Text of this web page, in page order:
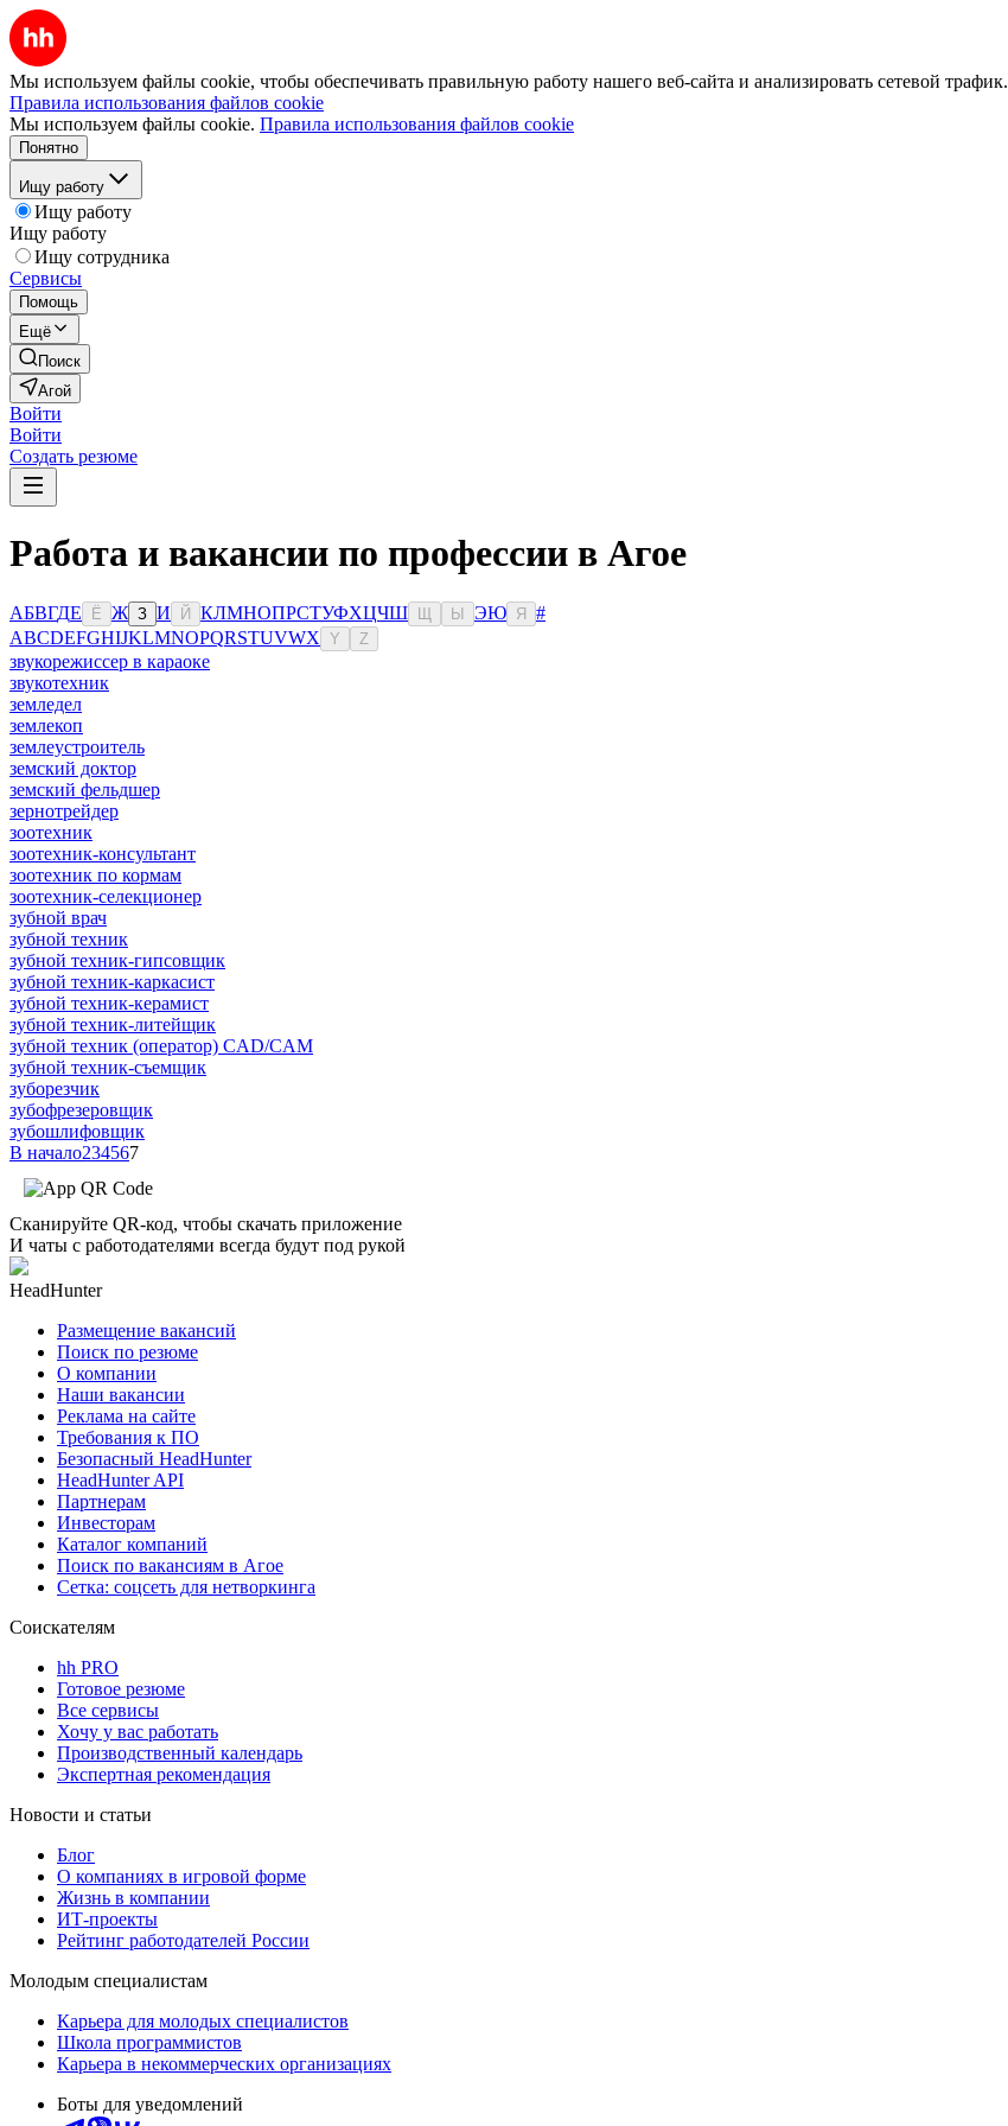
Мы используем файлы cookie, чтобы обеспечивать правильную работу нашего веб-сайта и анализировать сетевой трафик.
Правила использования файлов cookie
Мы используем файлы cookie. Правила использования файлов cookie
Понятно
Ищу работу
Ищу работу
Ищу работу
Ищу сотрудника
Сервисы
Помощь
Ещё
Поиск
Агой
Войти
Войти
Создать резюме
Работа и вакансии по профессии в Агое
АБВГДЕ Ё Ж З И Й КЛМНОПРСТУФХЦЧШ Ы ЭЮ Я
#
ABCDEFGHIJKLMNOPQRSTUVWX Y Z
звукорежиссер в караоке
звукотехник
земледел
землекоп
землеустроитель
земский доктор
земский фельдшер
зернотрейдер
зоотехник
зоотехник-консультант
зоотехник по кормам
зоотехник-селекционер
зубной врач
зубной техник
зубной техник-гипсовщик
зубной техник-каркасист
зубной техник-керамист
зубной техник-литейщик
зубной техник (оператор) CAD/CAM
зубной техник-съемщик
зуборезчик
зубофрезеровщик
зубошлифовщик
В начало234567
Сканируйте QR-код, чтобы скачать приложение
И чаты с работодателями всегда будут под рукой
HeadHunter
Размещение вакансий
Поиск по резюме
О компании
Наши вакансии
Реклама на сайте
Требования к ПО
Безопасный HeadHunter
HeadHunter API
Партнерам
Инвесторам
Каталог компаний
Поиск по вакансиям в Агое
Сетка: соцсеть для нетворкинга
Соискателям
hh PRO
Готовое резюме
Все сервисы
Хочу у вас работать
Производственный календарь
Экспертная рекомендация
Новости и статьи
Блог
О компаниях в игровой форме
Жизнь в компании
ИТ-проекты
Рейтинг работодателей России
Молодым специалистам
Карьера для молодых специалистов
Школа программистов
Карьера в некоммерческих организациях
Боты для уведомлений